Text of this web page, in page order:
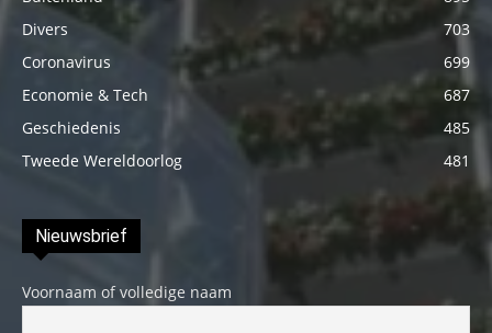
Divers
703
Coronavirus
699
Economie & Tech
687
Geschiedenis
485
Tweede Wereldoorlog
481
Nieuwsbrief
Voornaam of volledige naam